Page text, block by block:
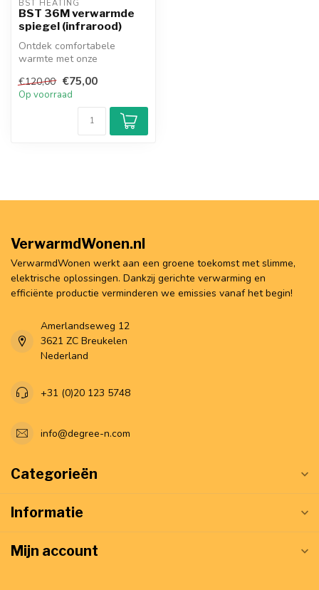
BST HEATING
BST 36M verwarmde
spiegel (infrarood)
Ontdek comfortabele
warmte met onze
spiegels! Efficiënt, ...
€120,00 €75,00
Op voorraad
VerwarmdWonen.nl
VerwarmdWonen werkt aan een groene toekomst met slimme,
elektrische oplossingen. Dankzij gerichte verwarming en
efficiënte productie verminderen we emissies vanaf het begin!
Amerlandseweg 12
3621 ZC Breukelen
Nederland
+31 (0)20 123 5748
info@degree-n.com
Categorieën
Informatie
Mijn account